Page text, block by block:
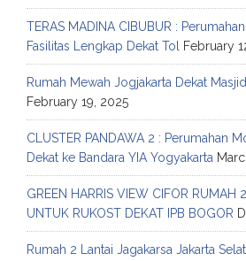
TERAS MADINA CIBUBUR :
Fasilitas Lengkap Dekat Tol
February
Rumah Mewah Jogjakarta Dekat
February 19, 2025
CLUSTER PANDAWA 2 : Perumahan
Dekat ke Bandara YIA Yogyakarta
GREEN HARRIS VIEW CIFOR RUMAH
UNTUK RUKOST DEKAT IPB BOGOR
Rumah 2 Lantai Jagakarsa Jakarta